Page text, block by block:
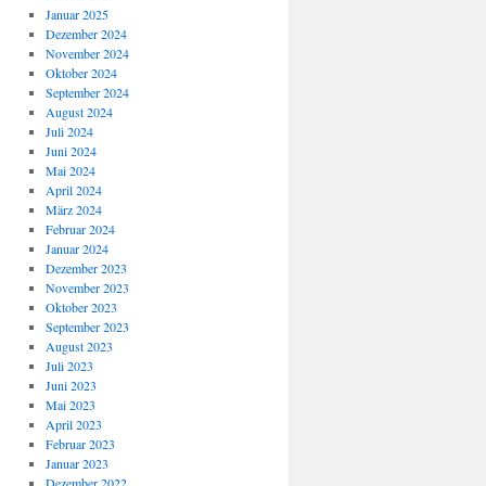
Januar 2025
Dezember 2024
November 2024
Oktober 2024
September 2024
August 2024
Juli 2024
Juni 2024
Mai 2024
April 2024
März 2024
Februar 2024
Januar 2024
Dezember 2023
November 2023
Oktober 2023
September 2023
August 2023
Juli 2023
Juni 2023
Mai 2023
April 2023
Februar 2023
Januar 2023